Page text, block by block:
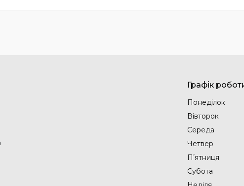
Графік
Понеділок
Вівторок
Середа
Четвер
Пʼятниця
Субота